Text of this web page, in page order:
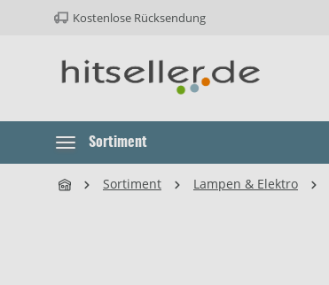
Hauptnavigation springen
Kostenlose Rücksendung
Sortiment
Sortiment Lampen & Elektro